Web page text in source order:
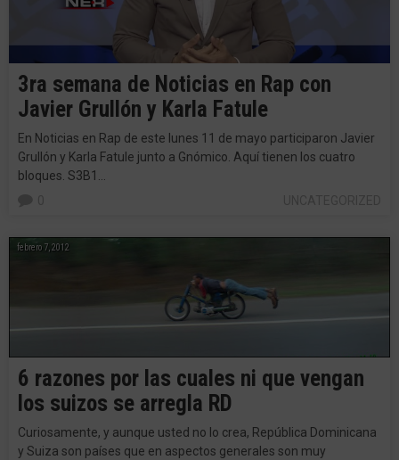
3ra semana de Noticias en Rap con
Javier Grullón y Karla Fatule
En Noticias en Rap de este lunes 11 de mayo participaron Javier
Grullón y Karla Fatule junto a Gnómico. Aquí tienen los cuatro
bloques. S3B1…
febrero 7, 2012
6 razones por las cuales ni que vengan
los suizos se arregla RD
Curiosamente, y aunque usted no lo crea, República Dominicana
y Suiza son países que en aspectos generales son muy